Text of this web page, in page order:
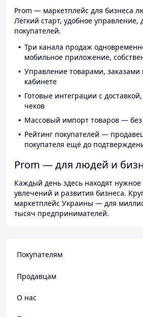
Prom — маркетплейс для бизнеса
Лёгкий старт, удобное управление,
покупателей.
Три канала продаж
мобильное приложение,
Управление товарами,
кабинете
Готовые интеграции с
чеков
Массовый импорт товаров — без
Рейтинг покупателей —
покупателя ещё до
Prom — для людей и
Каждый день здесь находят
увлечений и развития бизнеса.
маркетплейс Украины — для
тысяч предпринимателей.
Покупателям
Продавцам
О нас